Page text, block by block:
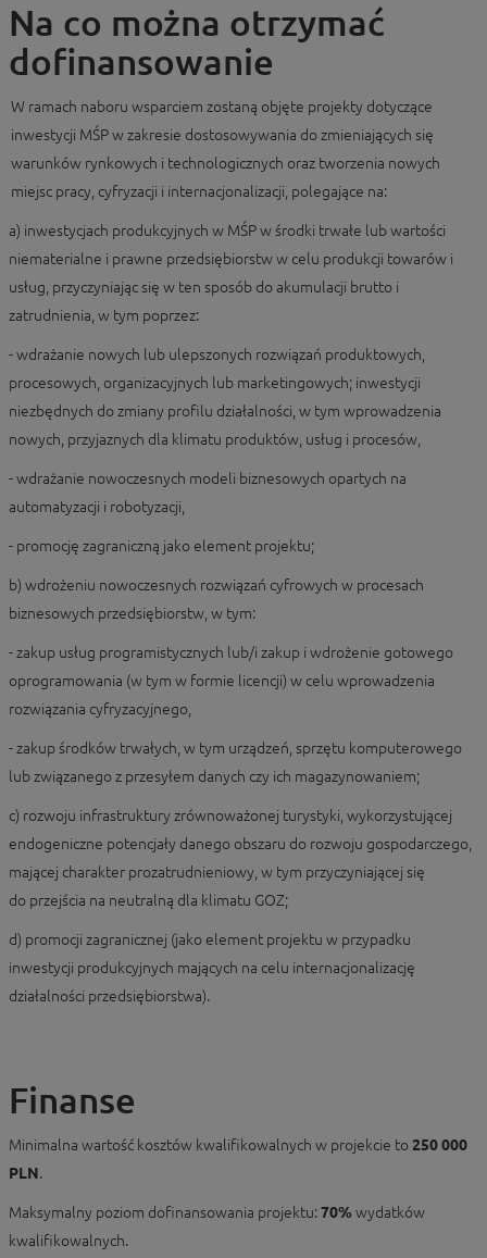
Na co można otrzymać
dofinansowanie
W ramach naboru wsparciem zostaną objęte projekty dotyczące
inwestycji MŚP w zakresie dostosowywania do zmieniających się
warunków rynkowych i technologicznych oraz tworzenia nowych
miejsc pracy, cyfryzacji i internacjonalizacji, polegające na:
a) inwestycjach produkcyjnych w MŚP w środki trwałe lub wartości
niematerialne i prawne przedsiębiorstw w celu produkcji towarów i
usług, przyczyniając się w ten sposób do akumulacji brutto i
zatrudnienia, w tym poprzez:
- wdrażanie nowych lub ulepszonych rozwiązań produktowych,
procesowych, organizacyjnych lub marketingowych; inwestycji
niezbędnych do zmiany profilu działalności, w tym wprowadzenia
nowych, przyjaznych dla klimatu produktów, usług i procesów,
- wdrażanie nowoczesnych modeli biznesowych opartych na
automatyzacji i robotyzacji,
- promocję zagraniczną jako element projektu;
b) wdrożeniu nowoczesnych rozwiązań cyfrowych w procesach
biznesowych przedsiębiorstw, w tym:
- zakup usług programistycznych lub/i zakup i wdrożenie gotowego
oprogramowania (w tym w formie licencji) w celu wprowadzenia
rozwiązania cyfryzacyjnego,
- zakup środków trwałych, w tym urządzeń, sprzętu komputerowego
lub związanego z przesyłem danych czy ich magazynowaniem;
c) rozwoju infrastruktury zrównoważonej turystyki, wykorzystującej
endogeniczne potencjały danego obszaru do rozwoju gospodarczego,
mającej charakter prozatrudnieniowy, w tym przyczyniającej się
do przejścia na neutralną dla klimatu GOZ;
d) promocji zagranicznej (jako element projektu w przypadku
inwestycji produkcyjnych mających na celu internacjonalizację
działalności przedsiębiorstwa).
Finanse
Minimalna wartość kosztów kwalifikowalnych w projekcie to250 000
PLN.
Maksymalny poziom dofinansowania projektu:70%wydatków
kwalifikowalnych.